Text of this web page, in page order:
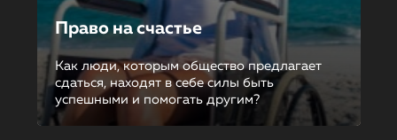
Право на счастье
Как люди, которым общество предлагает
сдаться, находят в себе силы быть
успешными и помогать другим?